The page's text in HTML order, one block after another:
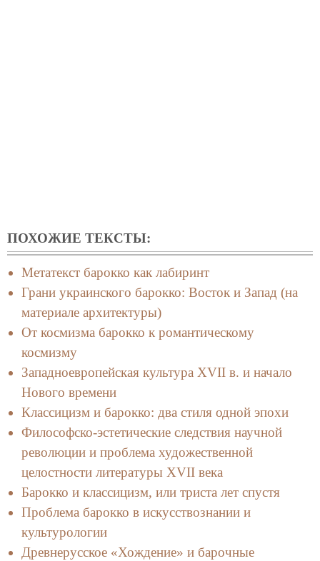
ПОХОЖИЕ ТЕКСТЫ:
Метатекст барокко как лабиринт
Грани украинского барокко: Восток и Запад (на
материале архитектуры)
От космизма барокко к романтическому
космизму
Западноевропейская культура XVII в. и начало
Нового времени
Классицизм и барокко: два стиля одной эпохи
Философско-эстетические следствия научной
революции и проблема художественной
целостности литературы XVII века
Барокко и классицизм, или триста лет спустя
Проблема барокко в искусствознании и
культурологии
Древнерусское «Хождение» и барочные